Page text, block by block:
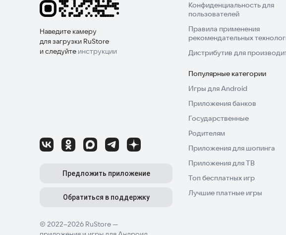
Наведите камеру
для загрузки RuStore
и следуйте инструкции
© 2022–2026 RuStore —
Предложить приложение
Обратиться в поддержку
Конфиденциальность для
пользователей
Правила применения
рекомендательных
Дистрибутив для
Популярные категории
Игры для Android
Приложения банков
Государственные
Родителям
Приложения для шопинга
Приложения для ТВ
Топ бесплатных игр
Лучшие платные игры